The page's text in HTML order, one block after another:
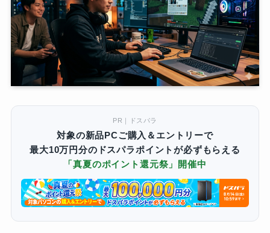
PR｜ドスパラ
対象の新品PCご購入＆エントリーで
最大10万円分のドスパラポイントが必ずもらえる
「真夏のポイント還元祭」開催中